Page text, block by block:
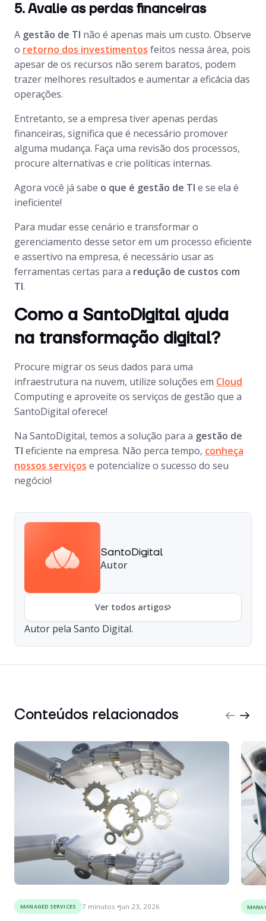
5. Avalie as perdas financeiras
A gestão de TI não é apenas mais um custo. Observe
o retorno dos investimentos feitos nessa área, pois
apesar de os recursos não serem baratos, podem
trazer melhores resultados e aumentar a eficácia das
operações.
Entretanto, se a empresa tiver apenas perdas
financeiras, significa que é necessário promover
alguma mudança. Faça uma revisão dos processos,
procure alternativas e crie políticas internas.
Agora você já sabe o que é gestão de TI e se ela é
ineficiente!
Para mudar esse cenário e transformar o
gerenciamento desse setor em um processo eficiente
e assertivo na empresa, é necessário usar as
ferramentas certas para a redução de custos com
TI.
Como a SantoDigital ajuda
na transformação digital?
Procure migrar os seus dados para uma
infraestrutura na nuvem, utilize soluções em Cloud
Computing e aproveite os serviços de gestão que a
SantoDigital oferece!
Na SantoDigital, temos a solução para a gestão de
TI eficiente na empresa. Não perca tempo, conheça
nossos serviços e potencialize o sucesso do seu
negócio!
SantoDigital
Autor
Ver todos artigos
Autor pela Santo Digital.
Conteúdos relacionados
MANAGED SERVICES 7 minutos jun 23, 2026